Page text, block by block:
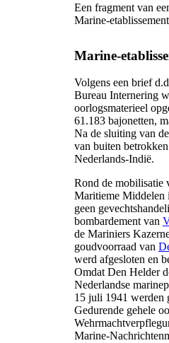
Een fragment van
Marine-
Marine-
Volgens een brief
Bureau Internering
oorlogsmaterieel
61.183 bajonetten,
Na de sluiting van
van buiten
Nederlands-Indië.
Rond de mobilisatie
Maritieme Middelen
geen
bombardement van
de Mariniers
goudvoorraad van
werd afgesloten en
Omdat Den Helder
Nederlandse
15 juli 1941 werden
Gedurende gehele
Marine-